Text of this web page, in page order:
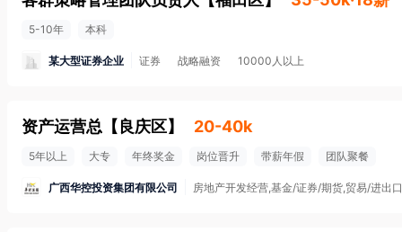
5-10年 本科
某大型证券企业 证券 战略融资 10000人以上
资产运营总 【 良庆区】 20-40k
5年以上 大专 年终奖金 岗位晋升 带薪年假 团队聚餐
广西华控投资集团有限公司 房地产开发经营,基金/证券/期货,贸易/进出口